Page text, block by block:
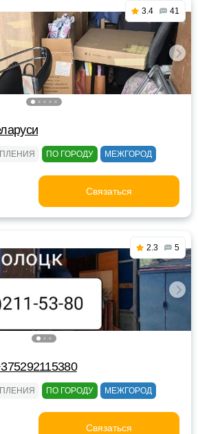
3.4 41
ПО ГОРОДУ МЕЖГОРОД
Связаться
2.3 5
ПО ГОРОДУ МЕЖГОРОД
Связаться